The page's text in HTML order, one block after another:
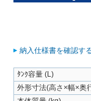
納入仕様書を確認す
ﾀﾝｸ容量 (L)
外形寸法(高さ×幅×奥